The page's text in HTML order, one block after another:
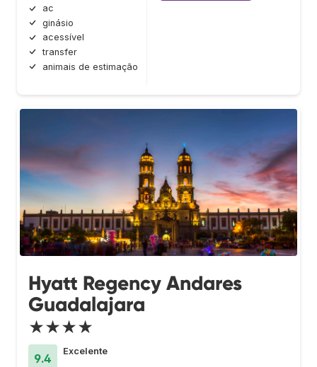
ac
ginásio
acessível
transfer
animais de estimação
Hyatt Regency Andares
Guadalajara
★★★★
9.4
Excelente